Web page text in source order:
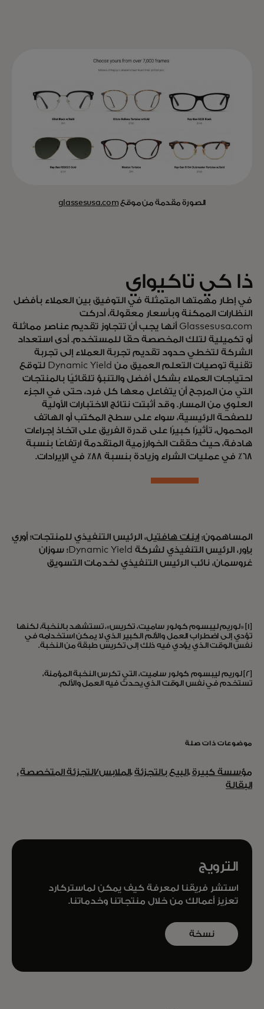
الصورة مقدمة من موقع glassesusa.com
ذا كي تاكيواي
في إطار مهمتها المتمثلة في التوفيق بين العملاء بأفضل
النظارات الممكنة وبأسعار معقولة، أدركت
Glassesusa.com أنها يجب أن تتجاوز تقديم عناصر مماثلة
أو تكميلية لتلك المخصصة حقًا للمستخدم. أدى استعداد
الشركة لتخطي حدود تقديم تجربة العملاء إلى تجربة
تقنية توصيات التعلم العميق من Dynamic Yield لتوقع
احتياجات العملاء بشكل أفضل والتنبؤ تلقائيًا بالمنتجات
التي من المرجح أن يتفاعل معها كل فرد، حتى في الجزء
العلوي من المسار. وقد أثبتت نتائج الاختبارات الأولية
للصفحة الرئيسية، سواء على سطح المكتب أو الهاتف
المحمول، تأثيرًا كبيرًا على قدرة الفريق على اتخاذ إجراءات
هادفة، حيث حققت الخوارزمية المتقدمة ارتفاعًا بنسبة
68٪ في عمليات الشراء وزيادة بنسبة 88٪ في الإيرادات.
المساهمون: إينات هافتيل، الرئيس التنفيذي للمنتجات؛أوري
باور
، الرئيس التنفيذي لشركة Dynamic Yield؛ سوزان
غروسمان، نائب الرئيس التنفيذي لخدمات التسويق
[1] «لوريم ليبسوم كولور ساميت، تكريس»، تستشهد بالنخبة، لكنها
تؤدي إلى اضطراب العمل والألم الكبير الذي لا يمكن استخدامه في
نفس الوقت الذي يؤدي فيه ذلك إلى تكريس طبقة من النخبة.
[2] لوريم ليبسوم كولور ساميت، التي تكرس النخبة المؤمنة،
تستخدم في نفس الوقت الذي يحدث فيه العمل والألم.
موضوعات ذات صلة
مؤسسة كبيرة،البيع بالتجزئة،الملابس/التجزئة المتخصصة،
البقالة
الترويج
استشر فريقنا لمعرفة كيف يمكن لماستركارد
تعزيز أعمالك من خلال منتجاتنا وخدماتنا.
نسخة